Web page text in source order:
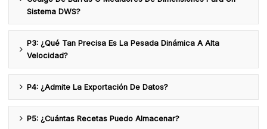
Sistema DWS?
P3: ¿Qué Tan Precisa Es La Pesada Dinámica A Alta
Velocidad?
P4: ¿Admite La Exportación De Datos?
P5: ¿Cuántas Recetas Puedo Almacenar?